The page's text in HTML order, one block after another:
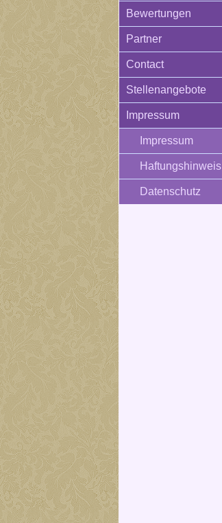
Bewertungen
Partner
Contact
Stellenangebote
Impressum
Impressum
Haftungshinweis
Datenschutz